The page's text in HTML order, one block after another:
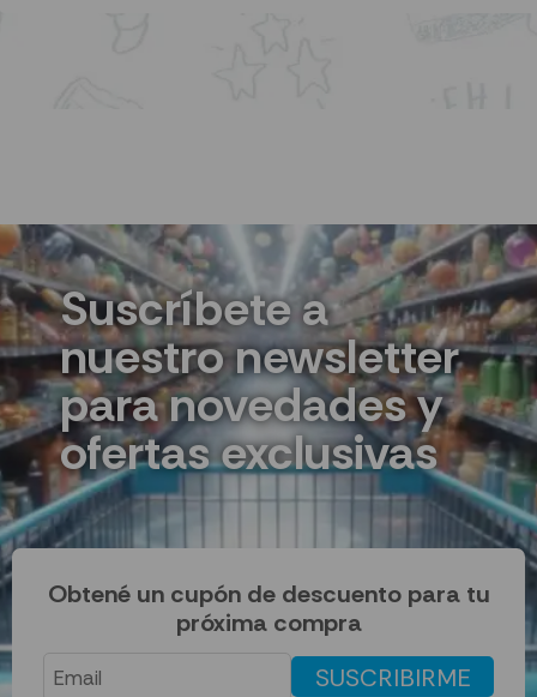
Suscríbete a
nuestro newsletter
para novedades y
ofertas exclusivas
Obtené un cupón de descuento para tu
próxima compra
SUSCRIBIRME